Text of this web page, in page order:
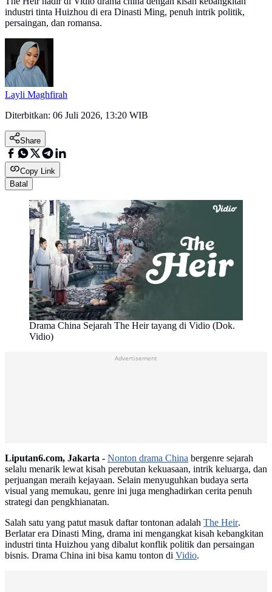
industri tinta Huizhou di era Dinasti Ming, penuh intrik politik,
persaingan, dan romansa.
Layli Maghfirah
Diterbitkan: 06 Juli 2026, 13:20 WIB
Share
Copy Link
Batal
Drama China Sejarah The Heir tayang di Vidio (Dok.
Vidio)
Advertisement
Liputan6.com, Jakarta - Nonton drama China bergenre sejarah
selalu menarik lewat kisah perebutan kekuasaan, intrik keluarga, dan
perjuangan meraih kejayaan. Selain menyuguhkan budaya serta
visual yang memukau, genre ini juga menghadirkan cerita penuh
strategi dan pengkhianatan.
Salah satu yang patut masuk daftar tontonan adalah The Heir.
Berlatar era Dinasti Ming, drama ini mengangkat kisah kebangkitan
industri tinta Huizhou yang dibalut konflik politik dan persaingan
bisnis. Drama China ini bisa kamu tonton di Vidio.